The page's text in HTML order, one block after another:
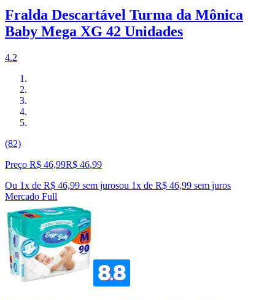
Fralda Descartável Turma da Mônica
Baby Mega XG 42 Unidades
4.2
(82)
Preço R$ 46,99R$ 46,99
Ou 1x de R$ 46,99 sem jurosou 1x de R$ 46,99 sem juros
Mercado Full